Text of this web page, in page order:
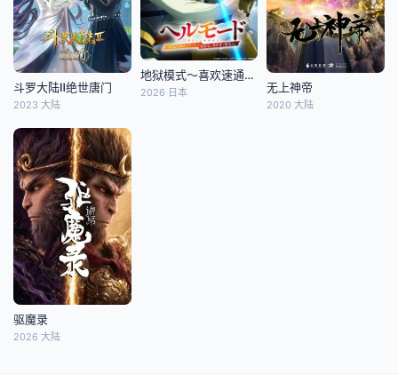
斗罗大陆Ⅱ绝世唐门
2023 大陆
地狱模式～喜欢速通游戏的玩家在废设定异世界无双～第二季
2026 日本 无上神帝
2020 大陆
驱魔录
2026 大陆